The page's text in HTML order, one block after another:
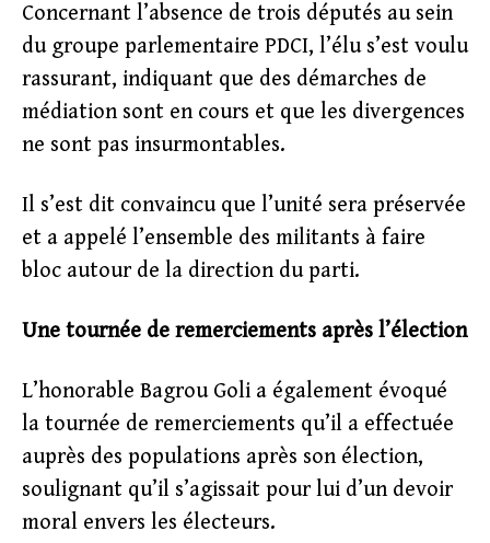
Concernant l’absence de trois députés au sein
du groupe parlementaire PDCI, l’élu s’est voulu
rassurant, indiquant que des démarches de
médiation sont en cours et que les divergences
ne sont pas insurmontables.
Il s’est dit convaincu que l’unité sera préservée
et a appelé l’ensemble des militants à faire
bloc autour de la direction du parti.
Une tournée de remerciements après l’élection
L’honorable Bagrou Goli a également évoqué
la tournée de remerciements qu’il a effectuée
auprès des populations après son élection,
soulignant qu’il s’agissait pour lui d’un devoir
moral envers les électeurs.